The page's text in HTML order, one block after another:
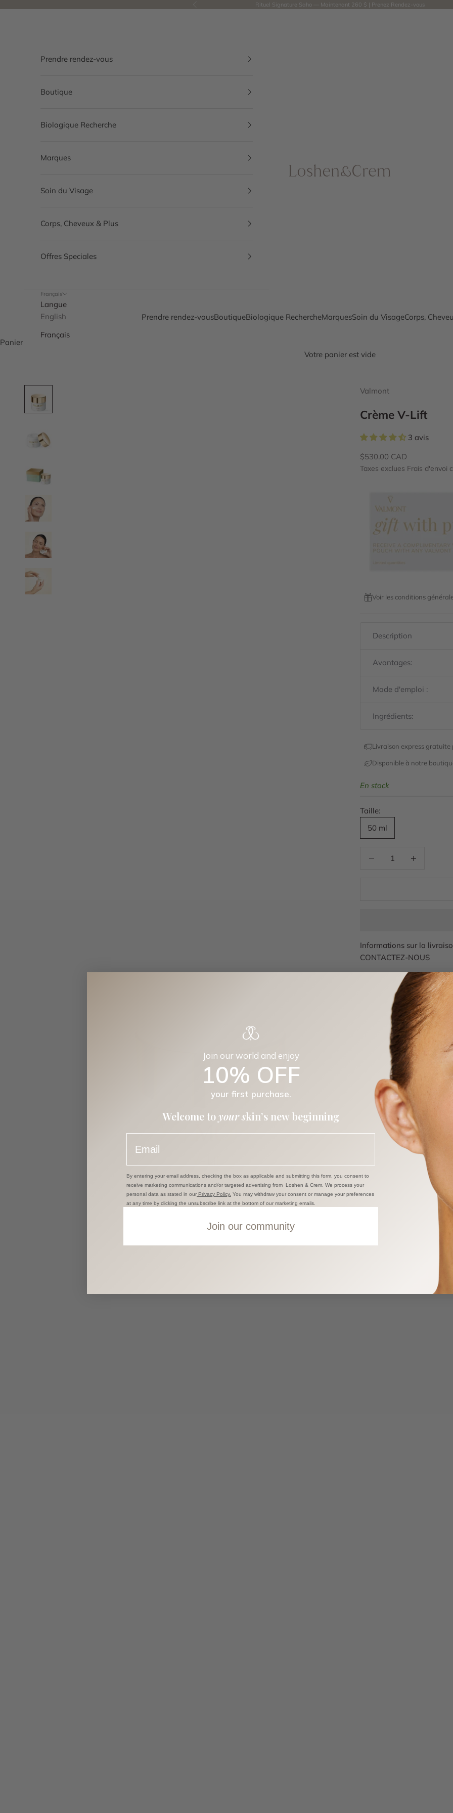
Rituel Signature Saho — Maintenant 260 $ | Prenez Rendez-vous
Loshen & Crem
Prendre rendez-vousBoutiqueBiologique RechercheMarquesSoin du VisageCorps,
Prendre rendez-vous
Boutique
Biologique Recherche
Marques
Soin du Visage
Corps, Cheveux & Plus
Offres Speciales
Français
Langue
English
Français
Panier
Votre panier est vide
Valmont
Crème V-Lift
3 avis
Prix de vente
$530.00 CAD
Taxes exclues Frais d'envoi
Voir les conditions
Description
Avantages:
Mode d'emploi :
Ingrédients:
Livraison express gratuite
Disponible à notre
En stock
Taille:
50 ml
Informations sur la
CONTACTEZ-NOUS
Join our world and enjoy
10% OFF
your first purchase.
Welcome to your skin’s new beginning
By entering your email address, checking the box as applicable and submitting this form, you consent to
receive marketing communications and/or targeted advertising from Loshen & Crem. We process your
personal data as stated in our Privacy Policy. You may withdraw your consent or manage your preferences
at any time by clicking the unsubscribe link at the bottom of our marketing emails.
Join our community